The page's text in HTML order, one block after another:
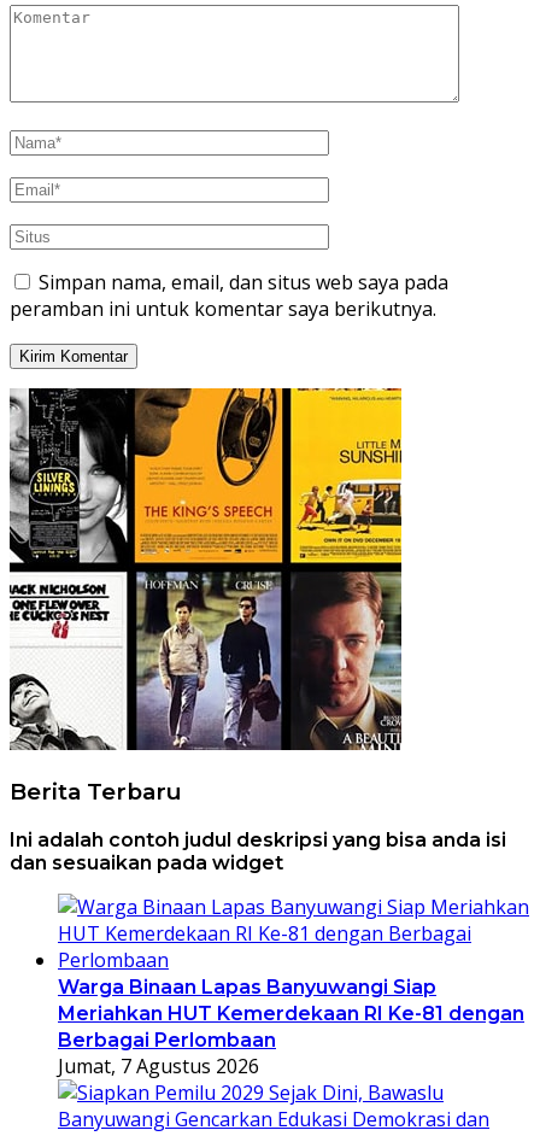
Simpan nama, email, dan situs web saya pada
peramban ini untuk komentar saya berikutnya.
Berita Terbaru
Ini adalah contoh judul deskripsi yang bisa anda isi
dan sesuaikan pada widget
Warga Binaan Lapas Banyuwangi Siap
Meriahkan HUT Kemerdekaan RI Ke-81 dengan
Berbagai Perlombaan
Jumat, 7 Agustus 2026